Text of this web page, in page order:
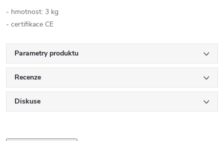
- hmotnost: 3 kg
- certifikace CE
Parametry produktu
Recenze
Diskuse